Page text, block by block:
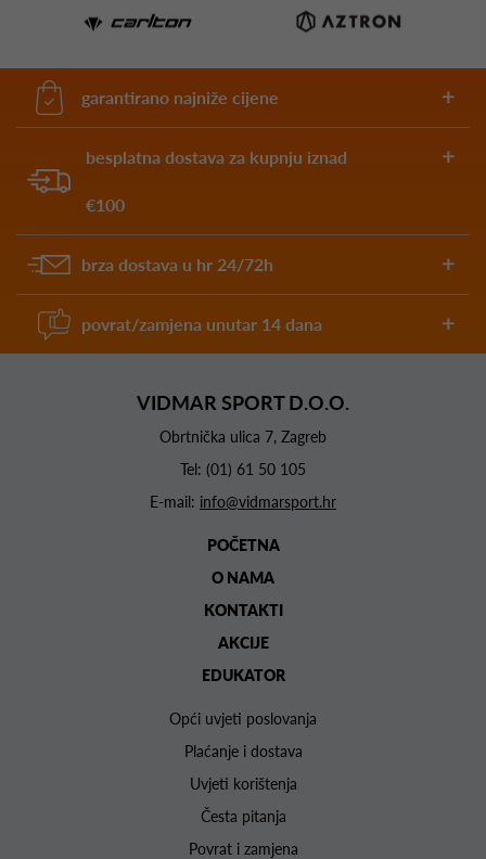
garantirano najniže cijene
besplatna dostava za kupnju iznad
€100
brza dostava u hr 24/72h
povrat/zamjena unutar 14 dana
VIDMAR SPORT D.O.O.
Obrtnička ulica 7, Zagreb
Tel: (01) 61 50 105
E-mail: info@vidmarsport.hr
POČETNA
O NAMA
KONTAKTI
AKCIJE
EDUKATOR
Opći uvjeti poslovanja
Plaćanje i dostava
Uvjeti korištenja
Česta pitanja
Povrat i zamjena